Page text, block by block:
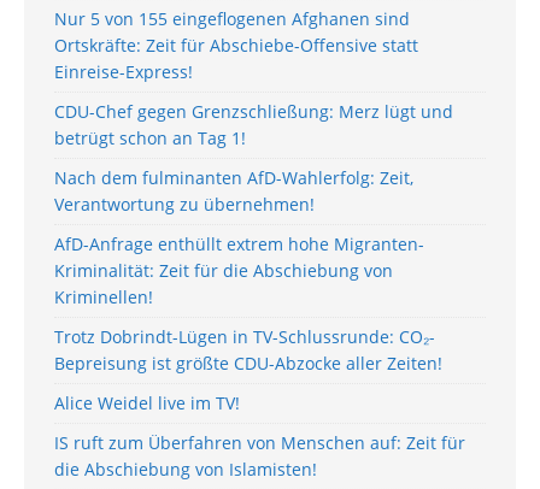
Nur 5 von 155 eingeflogenen Afghanen sind
Ortskräfte: Zeit für Abschiebe-Offensive statt
Einreise-Express!
CDU-Chef gegen Grenzschließung: Merz lügt und
betrügt schon an Tag 1!
Nach dem fulminanten AfD-Wahlerfolg: Zeit,
Verantwortung zu übernehmen!
AfD-Anfrage enthüllt extrem hohe Migranten-
Kriminalität: Zeit für die Abschiebung von
Kriminellen!
Trotz Dobrindt-Lügen in TV-Schlussrunde: CO₂-
Bepreisung ist größte CDU-Abzocke aller Zeiten!
Alice Weidel live im TV!
IS ruft zum Überfahren von Menschen auf: Zeit für
die Abschiebung von Islamisten!